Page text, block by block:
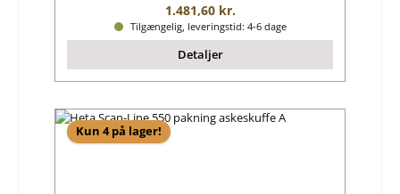
Almindelig pris:
1.481,60 kr.
Tilgængelig, leveringstid: 4-6 dage
Detaljer
Kun 4 på lager!